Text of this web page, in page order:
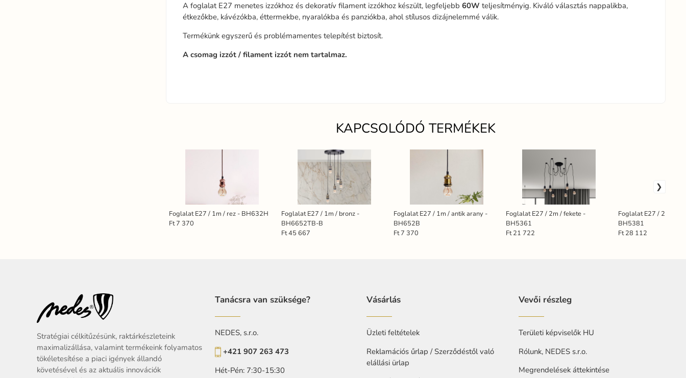
A foglalat E27 menetes izzókhoz és dekoratív filament izzókhoz készült, legfeljebb 60W teljesítményig. Kiváló választás nappalikba,
étkezőkbe, kávézókba, éttermekbe, nyaralókba és panziókba, ahol stílusos dizájnelemmé válik.
Termékünk egyszerű és problémamentes telepítést biztosít.
A csomag izzót / filament izzót nem tartalmaz.
KAPCSOLÓDÓ TERMÉKEK
Foglalat E27 / 1m / rez - BH632H
Ft 7 370
Foglalat E27 / 1m / bronz -
BH6652TB-B
Ft 45 667
Foglalat E27 / 1m / antik arany -
BH652B
Ft 7 370
Foglalat E27 / 2m / fekete -
BH5361
Ft 21 722
Foglalat E27 / 2m /
BH5381
Ft 28 112
Stratégiai célkitűzésünk, raktárkészleteink
maximalizállása, valamint termékeink folyamatos
tökéletesítése a piaci igények állandó
követésével és az aktuális innovációk
Tanácsra van szüksége?
NEDES, s.r.o.
+421 907 263 473
Hét-Pén: 7:30-15:30
Vásárlás
Üzleti feltételek
Reklamációs űrlap / Szerződéstől való
elállási ürlap
Vevői részleg
Területi képviselők HU
Rólunk, NEDES s.r.o.
Megrendelések áttekintése